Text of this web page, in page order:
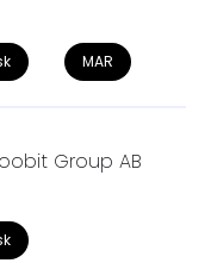
MAR
Group AB